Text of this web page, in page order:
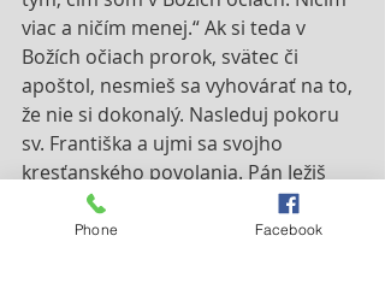
viac a ničím menej.“ Ak si teda v
Božích očiach prorok, svätec či
apoštol, nesmieš sa vyhovárať na to,
že nie si dokonalý. Nasleduj pokoru
sv. Františka a ujmi sa svojho
kresťanského povolania. Pán Ježiš
nezačne v tebe ani cez teba konať,
kým to nebudeš chcieť aj ty sám.
Phone Facebook